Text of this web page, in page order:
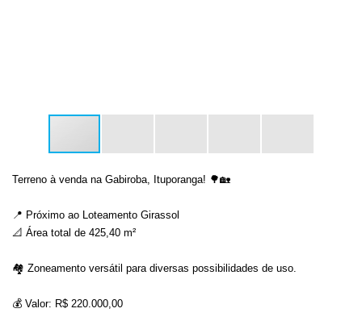
Terreno à venda na Gabiroba, Ituporanga! 🌳🏡
📍 Próximo ao Loteamento Girassol
📐 Área total de 425,40 m²
🏘️ Zoneamento versátil para diversas possibilidades de uso.
💰 Valor: R$ 220.000,00